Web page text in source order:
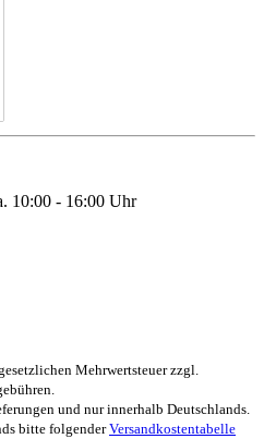
10:00 - 16:00 Uhr
Mehrwertsteuer zzgl.
und nur innerhalb Deutschlands.
bitte folgenderVersandkostentabelle